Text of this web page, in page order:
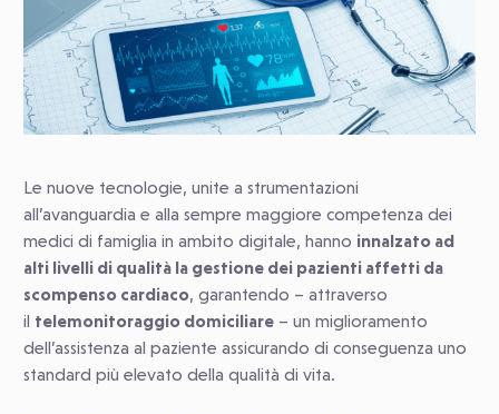
Le nuove tecnologie, unite a strumentazioni
all’avanguardia e alla sempre maggiore competenza dei
medici di famiglia in ambito digitale, hanno innalzato ad
alti livelli di qualità la gestione dei pazienti affetti da
scompenso cardiaco, garantendo – attraverso
il telemonitoraggio domiciliare – un miglioramento
dell’assistenza al paziente assicurando di conseguenza uno
standard più elevato della qualità di vita.